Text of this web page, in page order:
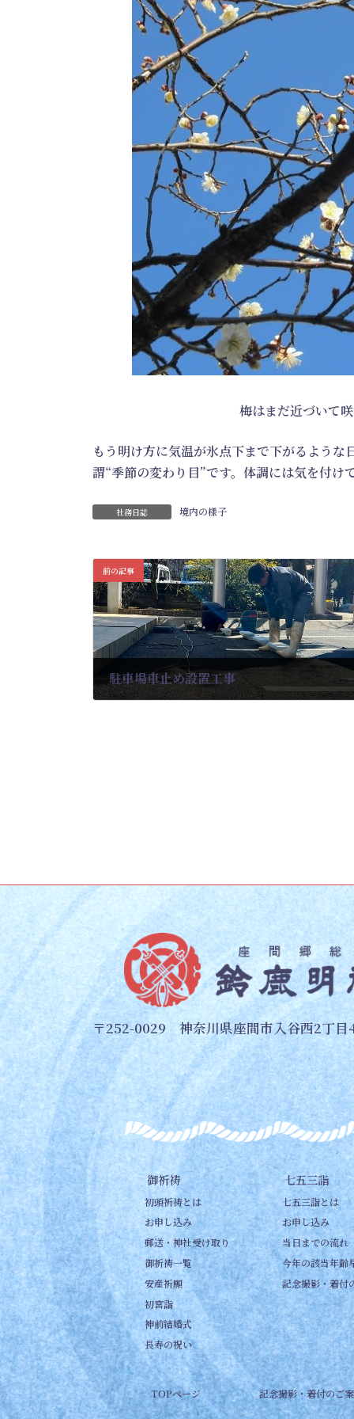
梅はまだ近づいて
もう明け方に気温が氷点下まで下がるよう
謂“季節の変わり目”です。体調には気を付け
社務日誌 境内の様子
前の記事
駐車場車止め設置工事
〒252-0029 神奈川県座間市入谷西2丁目
御祈祷
初頭祈祷とは
お申し込み
郵送・神社受け取り
御祈祷一覧
安産祈願
初宮詣
神前結婚式
長寿の祝い
七五三詣
七五三詣とは
お申し込み
当日までの流れ
今年の該当年齢
記念撮影・着付
TOPページ 記念撮影・着付のご